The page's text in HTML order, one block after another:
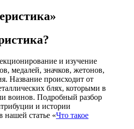
и изучение
медалей, значков, жетонов,
Название происходит от
блях, которыми в
воинов. Подробный разбор
и истории
статье «Что такое